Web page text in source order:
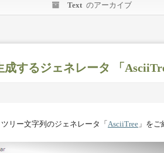
Text のアーカイブ
成するジェネレータ 「
リー文字列のジェネレータ「AsciiTree 」を